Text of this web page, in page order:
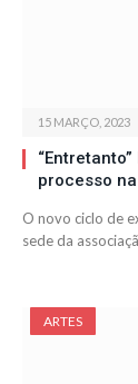
15 MARÇO, 2023
processo
O novo ciclo de
sede da
ARTES